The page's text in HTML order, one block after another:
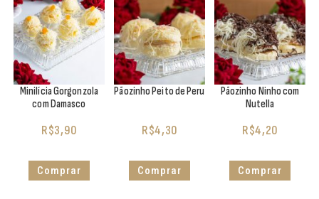
Minilícia Gorgonzola
com Damasco
R$3,90
Comprar
Pãozinho Peito de Peru
R$4,30
Comprar
Pãozinho Ninho com
Nutella
R$4,20
Comprar